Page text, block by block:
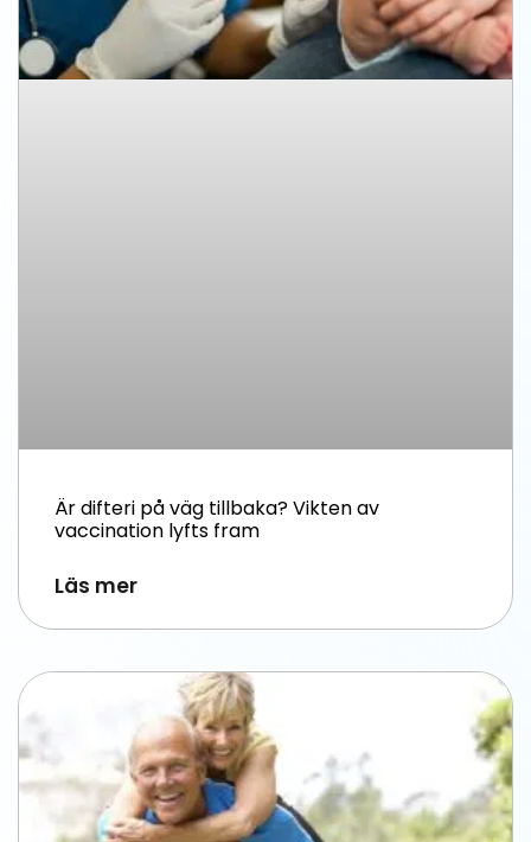
Är difteri på väg tillbaka? Vikten av
vaccination lyfts fram
Läs mer